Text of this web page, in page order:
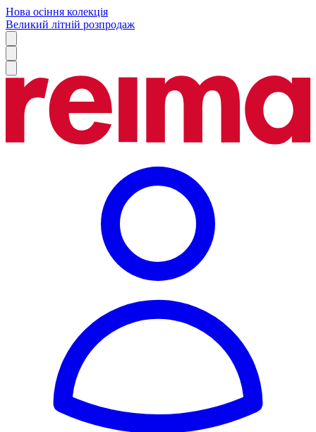
Нова осіння колекція
Великий літній розпродаж